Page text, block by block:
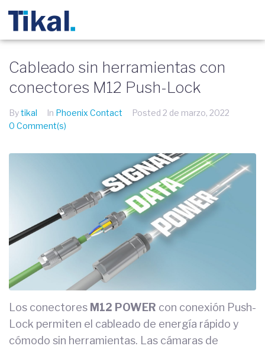
Cableado sin herramientas con
conectores M12 Push-Lock
Bytikal In Phoenix Contact Posted 2 de marzo, 2022
0 Comment(s)
Los conectores M12 POWER con conexión Push-
Lock permiten el cableado de energía rápido y
cómodo sin herramientas. Las cámaras de